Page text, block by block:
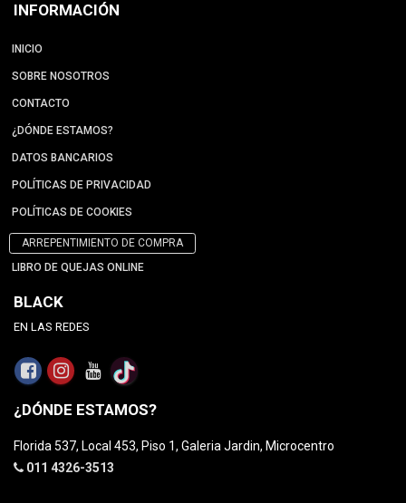
INFORMACIÓN
INICIO
SOBRE NOSOTROS
CONTACTO
¿DÓNDE ESTAMOS?
DATOS BANCARIOS
POLÍTICAS DE PRIVACIDAD
POLÍTICAS DE COOKIES
ARREPENTIMIENTO DE COMPRA
LIBRO DE QUEJAS ONLINE
BLACK
EN LAS REDES
¿DÓNDE ESTAMOS?
Florida 537, Local 453, Piso 1, Galeria Jardin, Microcentro
011 4326-3513